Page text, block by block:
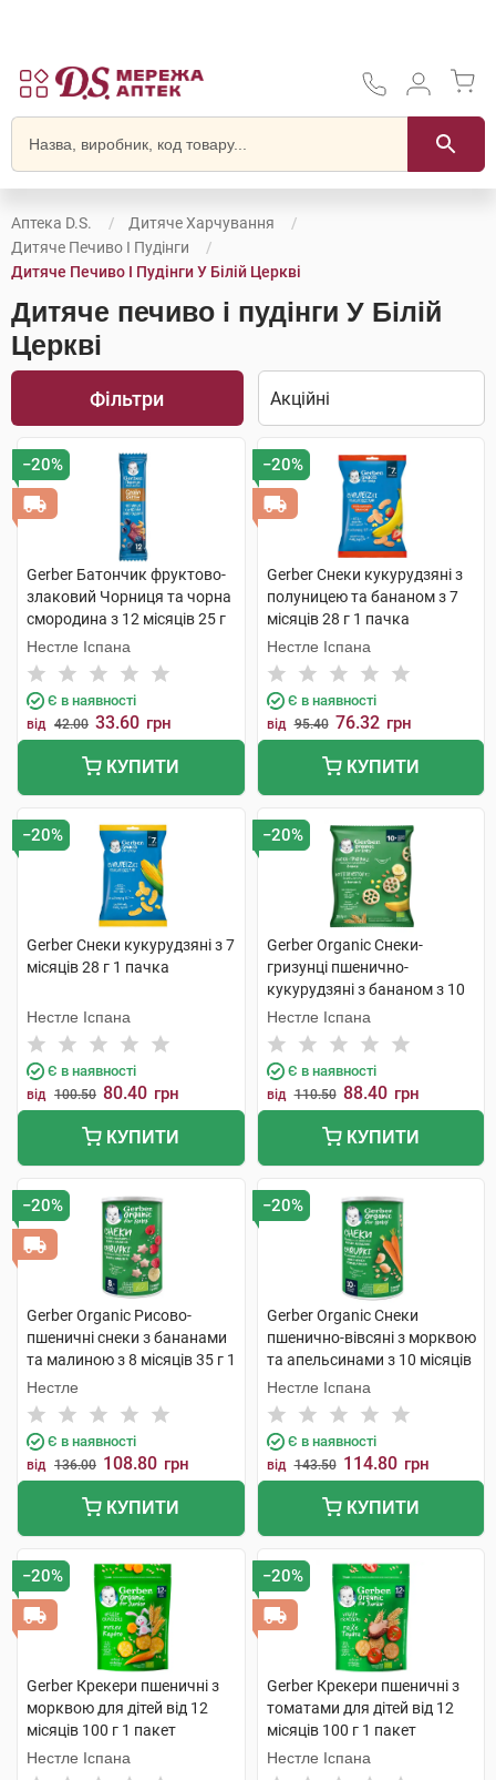
Аптека D.S.
Дитяче Харчування
Дитяче Печиво І Пудінги
Дитяче Печиво І Пудінги У Білій Церкві
Дитяче печиво і пудінги У Білій
Церкві
Фільтри
−20%
Gerber Батончик фруктово-
злаковий Чорниця та чорна
смородина з 12 місяців 25 г
Нестле Іспана
Є в наявності
від 42.00 33.60 грн
КУПИТИ
−20%
Gerber Снеки кукурудзяні з
полуницею та бананом з 7
місяців 28 г 1 пачка
Нестле Іспана
Є в наявності
від 95.40 76.32 грн
КУПИТИ
−20%
Gerber Снеки кукурудзяні з 7
місяців 28 г 1 пачка
Нестле Іспана
Є в наявності
від 100.50 80.40 грн
КУПИТИ
−20%
Gerber Organic Снеки-
гризунці пшенично-
кукурудзяні з бананом з 10
місяців 28 г 1 пачка
Нестле Іспана
Є в наявності
від 110.50 88.40 грн
КУПИТИ
−20%
Gerber Organic Рисово-
пшеничні снеки з бананами
та малиною з 8 місяців 35 г 1
банка
Нестле
Є в наявності
від 136.00 108.80 грн
КУПИТИ
−20%
Gerber Organic Снеки
пшенично-вівсяні з морквою
та апельсинами з 10 місяців
35 г 1 банка
Нестле Іспана
Є в наявності
від 143.50 114.80 грн
КУПИТИ
−20%
Gerber Крекери пшеничні з
морквою для дітей від 12
місяців 100 г 1 пакет
Нестле Іспана
−20%
Gerber Крекери пшеничні з
томатами для дітей від 12
місяців 100 г 1 пакет
Нестле Іспана